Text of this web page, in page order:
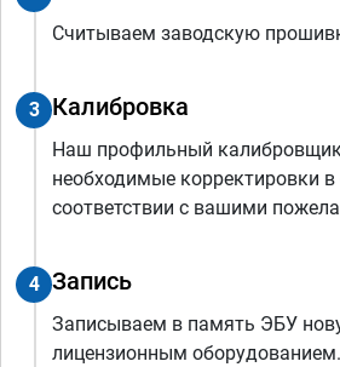
Считываем заводскую
3 Калибровка
Наш профильный
необходимые корректировки
соответствии с вашими
4 Запись
Записываем в память ЭБУ
лицензионным